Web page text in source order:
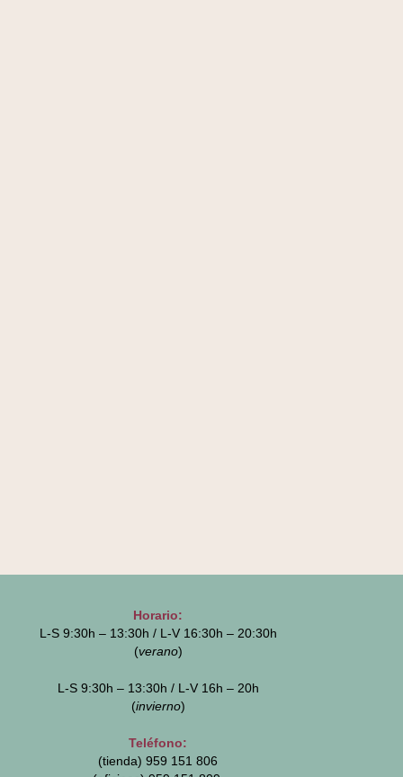
Horario:
L-S 9:30h – 13:30h / L-V 16:30h – 20:30h
(verano)
L-S 9:30h – 13:30h / L-V 16h – 20h
(invierno)
Teléfono:
(tienda) 959 151 806